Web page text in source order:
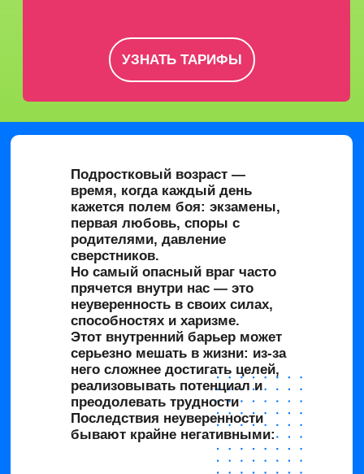
УЗНАТЬ ТАРИФЫ
Подростковый возраст —
время, когда каждый день
кажется полем боя: экзамены,
первая любовь, споры с
родителями, давление
сверстников.
Но самый опасный враг часто
прячется внутри нас — это
неуверенность в своих силах,
способностях и харизме.
Этот внутренний барьер может
серьезно мешать в жизни: из-за
него сложнее достигать целей,
реализовывать потенциал и
преодолевать трудности
Последствия неуверенности
бывают крайне негативными: